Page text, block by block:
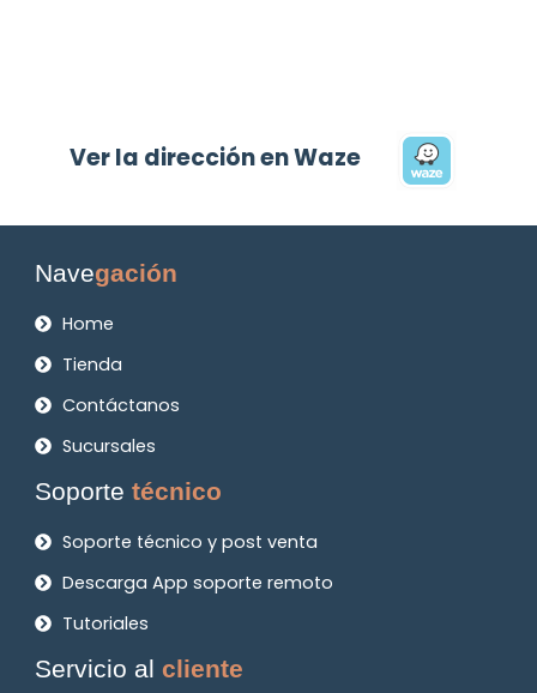
Ver la dirección en Waze
Navegación
Home
Tienda
Contáctanos
Sucursales
Soportetécnico
Soporte técnico y post venta
Descarga App soporte remoto
Tutoriales
Servicio alcliente